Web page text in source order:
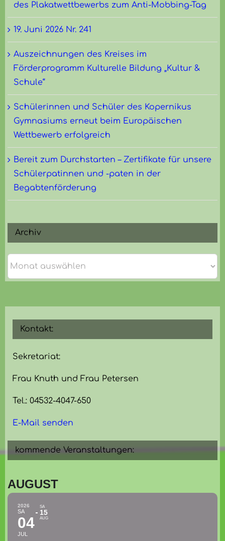
Kontakt:
Sekretariat:
Frau Knuth und Frau Petersen
Tel.: 04532-4047-650
E-Mail senden
kommende Veranstaltungen:
AUGUST
2026
SA
04
JUL
SA
15
AUG
des Plakatwettbewerbs zum Anti-Mobbing-Tag
19. Juni 2026 Nr. 241
Auszeichnungen des Kreises im
Förderprogramm Kulturelle Bildung „Kultur &
Schule“
Schülerinnen und Schüler des Kopernikus
Gymnasiums erneut beim Europäischen
Wettbewerb erfolgreich
Bereit zum Durchstarten – Zertifikate für unsere
Schülerpatinnen und -paten in der
Begabtenförderung
Archiv
Archiv